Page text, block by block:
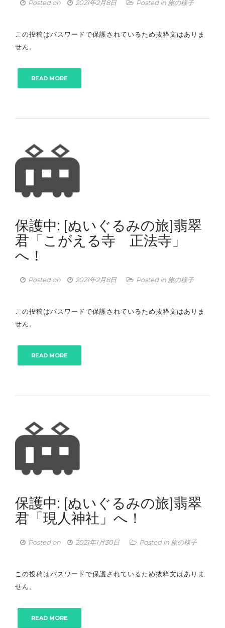
Posted on 2021年2月8日 Posted in 旅の様子
この投稿はパスワードで保護されているため抜粋文はありま
せん。
READ MORE
保護中: [ぬいぐるみの旅]翡翠
君「こがえる寺 正法寺」
へ！
Posted on 2021年2月8日 Posted in 旅の様子
この投稿はパスワードで保護されているため抜粋文はありま
せん。
READ MORE
保護中: [ぬいぐるみの旅]翡翠
君「現人神社」へ！
Posted on 2021年1月30日 Posted in 旅の様子
この投稿はパスワードで保護されているため抜粋文はありま
せん。
READ MORE